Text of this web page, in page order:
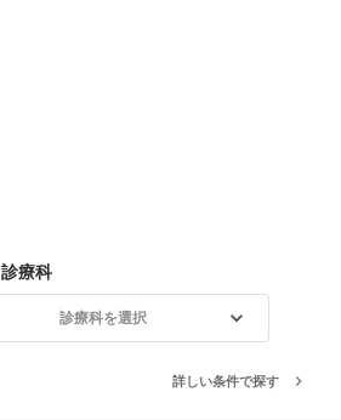
診療科
診療科を選択
詳しい条件で探す